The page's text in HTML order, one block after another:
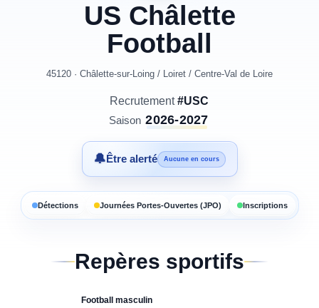
US Châlette
Football
45120 · Châlette-sur-Loing / Loiret / Centre-Val de Loire
Recrutement#USC
Saison 2026-2027
🔔Être alerté Aucune en cours
Détections Journées Portes-Ouvertes (JPO) Inscriptions
Repères sportifs
Football masculin